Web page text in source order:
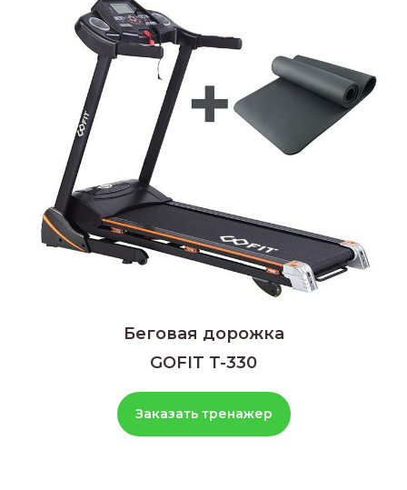
Беговая дорожка
GOFIT T-330
Заказать тренажер